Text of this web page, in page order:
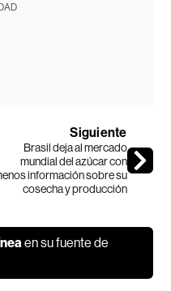
Siguiente
Brasil deja al mercado
mundial del azúcar con
información sobre su
cosecha y producción
en su fuente de